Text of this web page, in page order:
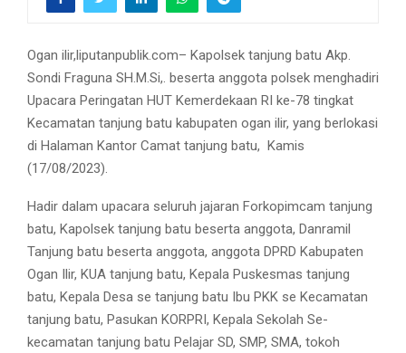
Ogan ilir,liputanpublik.com– Kapolsek tanjung batu Akp.
Sondi Fraguna SH.M.Si,. beserta anggota polsek menghadiri
Upacara Peringatan HUT Kemerdekaan RI ke-78 tingkat
Kecamatan tanjung batu kabupaten ogan ilir, yang berlokasi
di Halaman Kantor Camat tanjung batu, Kamis
(17/08/2023).
Hadir dalam upacara seluruh jajaran Forkopimcam tanjung
batu, Kapolsek tanjung batu beserta anggota, Danramil
Tanjung batu beserta anggota, anggota DPRD Kabupaten
Ogan Ilir, KUA tanjung batu, Kepala Puskesmas tanjung
batu, Kepala Desa se tanjung batu Ibu PKK se Kecamatan
tanjung batu, Pasukan KORPRI, Kepala Sekolah Se-
kecamatan tanjung batu Pelajar SD, SMP, SMA, tokoh